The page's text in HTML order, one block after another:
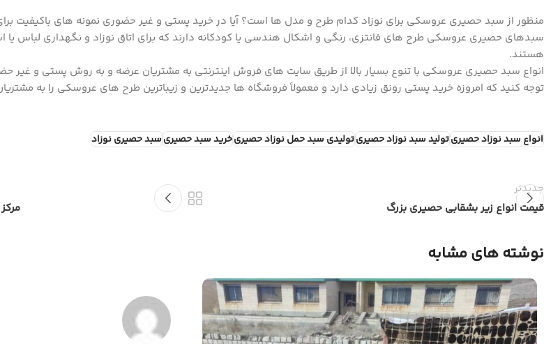
منظور از سبد حصیری عروسکی برای نوزاد کدام طرح و مدل ها است؟ آیا در خرید پستی و غیر حضوری نمونه های باکیفیت
سبدهای حصیری عروسکی طرح های فانتزی، رنگی و اشکال هندسی یا کودکانه دارند که برای اتاق نوزاد و نگهداری لباس یا
هستند.
انواع سبد حصیری عروسکی با تنوع بسیار بالا از طریق سایت های فروش اینترنتی به مشتریان عرضه و به روش پستی و غیر
توجه کنید که امروزه خرید پستی رونق زیادی دارد و معمولاً فروشگاه ها جدیدترین و زیباترین طرح های عروسکی را به
انواع سبد نوزاد حصیریتولید سبد نوزاد حصیریتولیدی سبد حمل نوزاد حصیریخرید سبد حصیریسبد حصیری نوزاد
جدیدتر
قیمت انواع زیر بشقابی حصیری بزرگ
نوشته های مشابه